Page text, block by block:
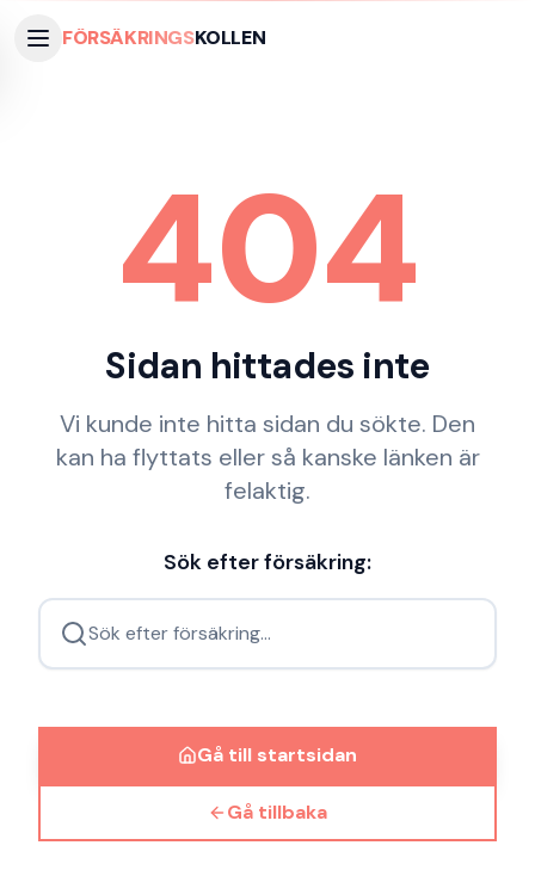
FÖRSÄKRINGSKOLLEN
404
Sidan hittades inte
Vi kunde inte hitta sidan du sökte. Den
kan ha flyttats eller så kanske länken är
felaktig.
Sök efter försäkring:
Sök efter försäkring...
Gå till startsidan
Gå tillbaka